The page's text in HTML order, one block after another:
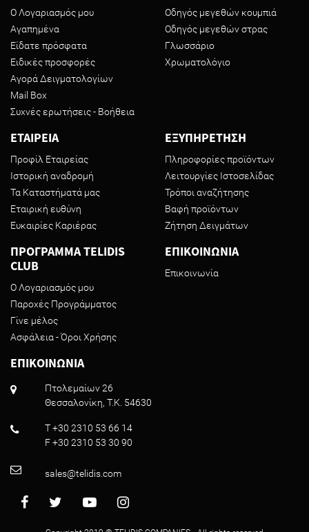
Ο Λογαριασμός μου
Αγαπημένα
Είδατε πρόσφατα
Ειδικές προσφορές
Αγορά Δειγματολογίων
Mail Box
Συχνές ερωτήσεις - Βοήθεια
Οδηγός μεγεθών κουμπιά
Οδηγός μεγεθών στρας
Γλωσσάριο
Χρωματολόγιο
ΕΤΑΙΡΕΙΑ
Προφίλ Εταιρείας
Ιστορική αναδρομή
Τα Καταστήματά μας
Εταιρική ευθύνη
Ευκαιρίες Καριέρας
ΕΞΥΠΗΡΕΤΗΣΗ
Πληροφορίες προϊόντων
Λειτουργίες Ιστοσελίδας
Τρόποι αναζήτησης
Βαφή προϊόντων
Ζήτηση Δειγμάτων
ΠΡΟΓΡΑΜΜΑ TELIDIS
CLUB
Ο Λογαριασμός μου
Παροχές Προγράμματος
Γίνε μέλος
Ασφάλεια - Όροι Χρήσης
ΕΠΙΚΟΙΝΩΝΙΑ
Επικοινωνία
ΕΠΙΚΟΙΝΩΝΙΑ
Πτολεμαίων 26
Θεσσαλονίκη, T.K. 54630
T +30 2310 53 66 14
F +30 2310 53 30 90
sales@telidis.com